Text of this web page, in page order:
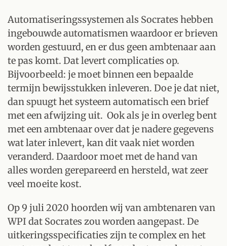
Automatiseringssystemen als Socrates hebben
ingebouwde automatismen waardoor er brieven
worden gestuurd, en er dus geen ambtenaar aan
te pas komt. Dat levert complicaties op.
Bijvoorbeeld: je moet binnen een bepaalde
termijn bewijsstukken inleveren. Doe je dat niet,
dan spuugt het systeem automatisch een brief
met een afwijzing uit. Ook als je in overleg bent
met een ambtenaar over dat je nadere gegevens
wat later inlevert, kan dit vaak niet worden
veranderd. Daardoor moet met de hand van
alles worden gerepareerd en hersteld, wat zeer
veel moeite kost.
Op 9 juli 2020 hoorden wij van ambtenaren van
WPI dat Socrates zou worden aangepast. De
uitkeringsspecificaties zijn te complex en het